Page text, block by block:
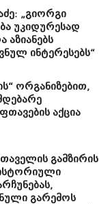
„გიორგი
უკიდურესად
აზიანებს
ინტერესებს“
ორგანიზებით,
აქცია
გამზირის
ისტორიული
გარემოს